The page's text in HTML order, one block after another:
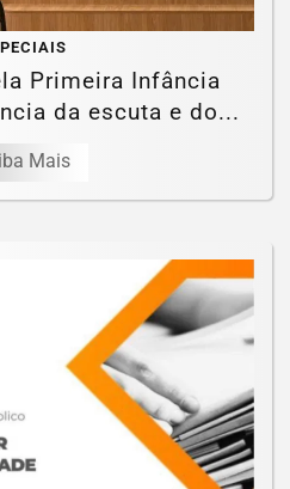
Primeira Infância
da escuta e do...
Mais